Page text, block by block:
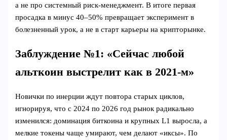
а не про системный риск‑менеджмент. В итоге первая
просадка в минус 40–50% превращает эксперимент в
болезненный урок, а не в старт карьеры на крипторынке.
Заблуждение №1: «Сейчас любой
альткоин выстрелит как в 2021-м»
Новички по инерции ждут повтора старых циклов,
игнорируя, что с 2024 по 2026 год рынок радикально
изменился: доминация биткоина и крупных L1 выросла, а
мелкие токены чаще умирают, чем делают «иксы». По